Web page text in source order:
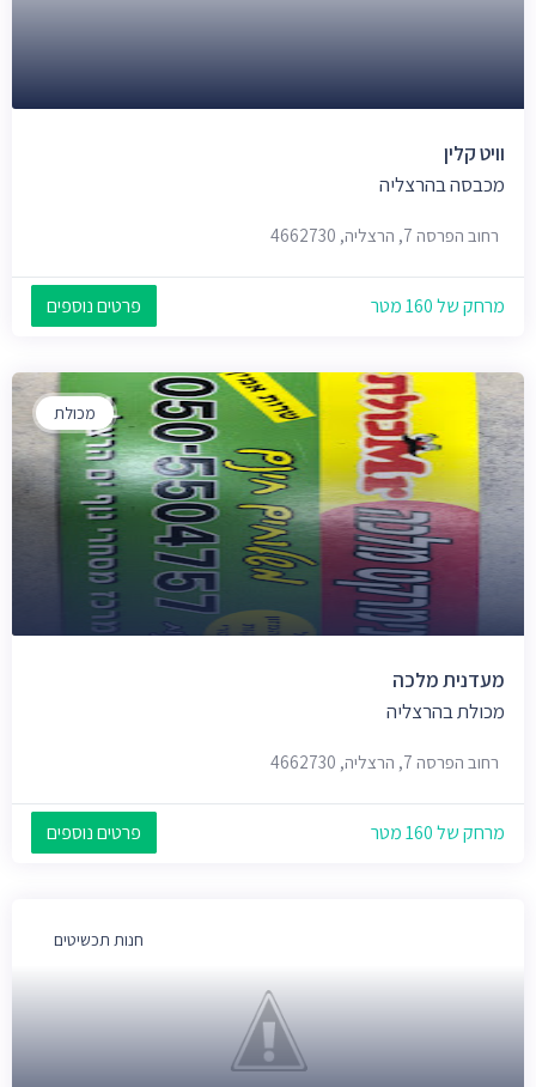
וויט קלין
מכבסה בהרצליה
רחוב הפרסה 7, הרצליה, 4662730
מרחק של 160 מטר פרטים נוספים
מכולת
מעדנית מלכה
מכולת בהרצליה
רחוב הפרסה 7, הרצליה, 4662730
מרחק של 160 מטר פרטים נוספים
חנות תכשיטים